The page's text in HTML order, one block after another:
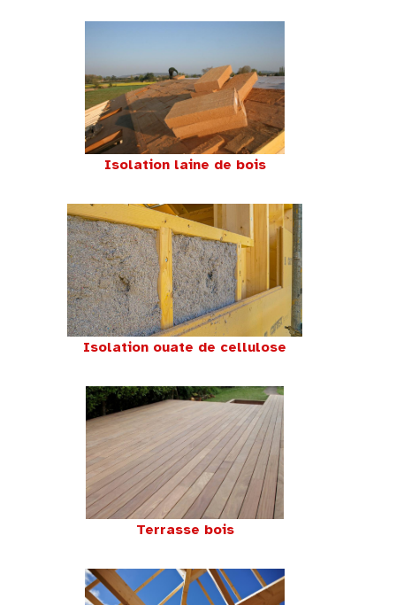
Isolation laine de bois
Isolation ouate de cellulose
Terrasse bois